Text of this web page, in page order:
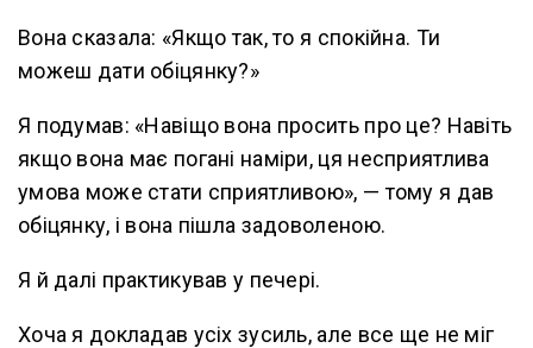
Вона сказала: «Якщо так, то я спокійна. Ти
можеш дати обіцянку?»
Я подумав: «Навіщо вона просить про це? Навіть
якщо вона має погані наміри, ця несприятлива
умова може стати сприятливою», — тому я дав
обіцянку, і вона пішла задоволеною.
Я й далі практикував у печері.
Хоча я докладав усіх зусиль, але все ще не міг